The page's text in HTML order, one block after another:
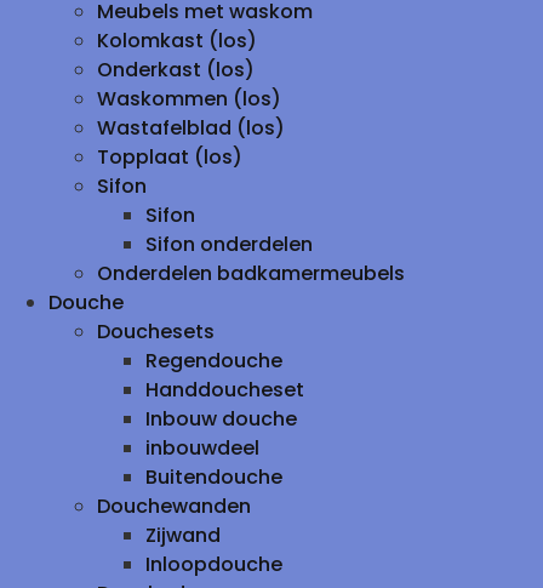
Meubels met waskom
Kolomkast (los)
Onderkast (los)
Waskommen (los)
Wastafelblad (los)
Topplaat (los)
Sifon
Sifon
Sifon onderdelen
Onderdelen badkamermeubels
Douche
Douchesets
Regendouche
Handdoucheset
Inbouw douche
inbouwdeel
Buitendouche
Douchewanden
Zijwand
Inloopdouche